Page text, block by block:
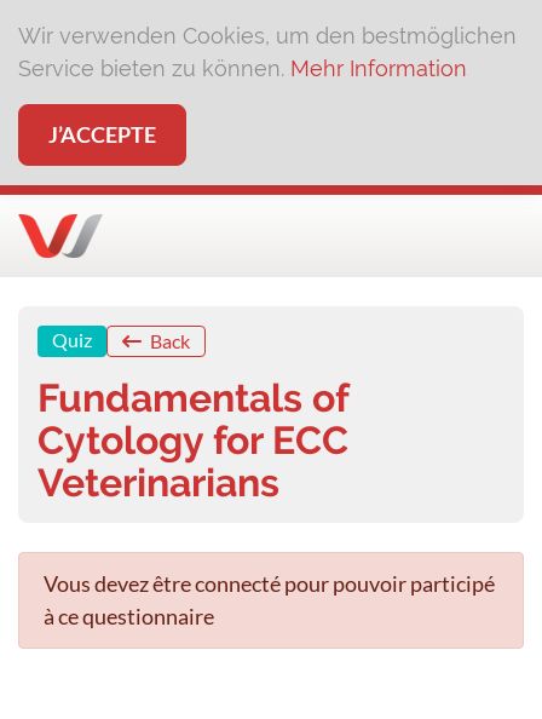
Wir verwenden Cookies, um den bestmöglichen
Service bieten zu können. Mehr Information
J’ACCEPTE
Quiz Back
Fundamentals of
Cytology for ECC
Veterinarians
Vous devez être connecté pour pouvoir participé
à ce questionnaire